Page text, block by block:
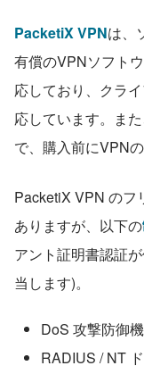
PacketiX VPNは、
有償のVPNソフト
応しており、クラ
応しています。また
で、購入前にVPN
PacketiX VPN のフ
ありますが、以下の
アント証明書認証
当します)。
DoS 攻撃防御
RADIUS / NT